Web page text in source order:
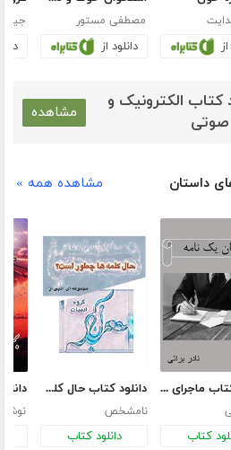
مصطفی مستور
دانلود از
جین
کتاب الکترونیک و
صوتی
مشاهده
داستان مشاهده همه »
دانلود کتاب ماجرای یک نامه
کتاب
دانلود کتاب حال کلمه‌ها چطور است؟
نامشخص
دانلود کتاب